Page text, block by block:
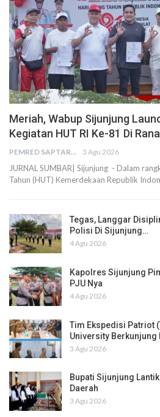
Meriah, Wabup Sijunjung
Kegiatan HUT RI Ke-81 Di
PEMRED SAPTARIUS 3 Agu 2026
JURNAL SUMBAR| Sijunjung - Dalam
Tahun (HUT) Kemerdekaan Republik
Tegas, Langgar
Polisi Di Sijunjung…
4 Agu 2026
Kapolres Sijunjung
PJU Nya
4 Agu 2026
Tim Ekspedisi Patriot
University Berkunjung
3 Agu 2026
Bupati Sijunjung
Daerah
3 Agu 2026